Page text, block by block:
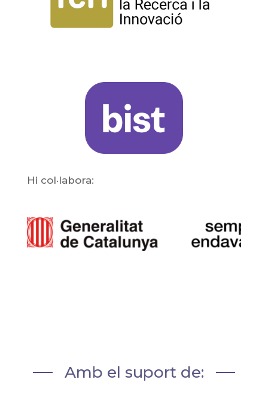
Hi col·labora:
Amb el suport de: